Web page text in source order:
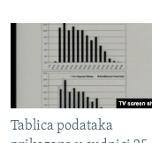
Tablica podataka